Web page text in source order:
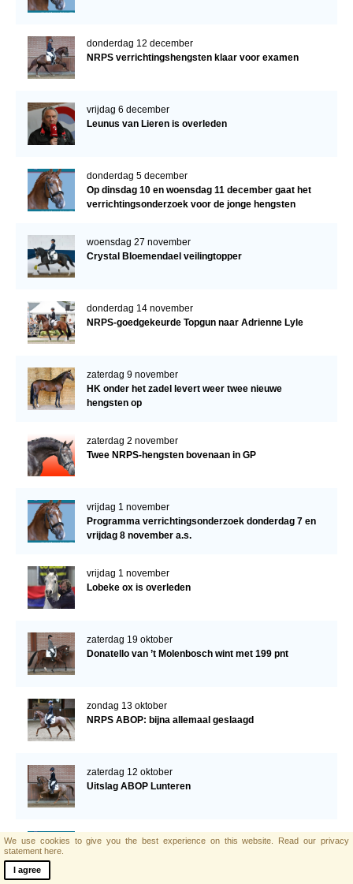
donderdag 12 december
NRPS verrichtingshengsten klaar voor examen
vrijdag 6 december
Leunus van Lieren is overleden
donderdag 5 december
Op dinsdag 10 en woensdag 11 december gaat het
verrichtingsonderzoek voor de jonge hengsten
woensdag 27 november
Crystal Bloemendael veilingtopper
donderdag 14 november
NRPS-goedgekeurde Topgun naar Adrienne Lyle
zaterdag 9 november
HK onder het zadel levert weer twee nieuwe
hengsten op
zaterdag 2 november
Twee NRPS-hengsten bovenaan in GP
vrijdag 1 november
Programma verrichtingsonderzoek donderdag 7 en
vrijdag 8 november a.s.
vrijdag 1 november
Lobeke ox is overleden
zaterdag 19 oktober
Donatello van ’t Molenbosch wint met 199 pnt
zondag 13 oktober
NRPS ABOP: bijna allemaal geslaagd
zaterdag 12 oktober
Uitslag ABOP Lunteren
maandag 7 oktober
We use cookies to give you the best experience on this website. Read our privacy
statement here.
I agree